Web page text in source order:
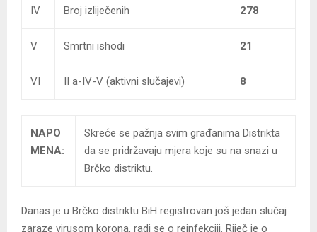
IV Broj izliječenih 278
V Smrtni ishodi 21
VI II a-IV-V (aktivni slučajevi) 8
NAPO
MENA:
Skreće se pažnja svim građanima Distrikta
da se pridržavaju mjera koje su na snazi u
Brčko distriktu.
Danas je u Brčko distriktu BiH registrovan još jedan slučaj
zaraze virusom korona, radi se o reinfekciji. Riječ je o